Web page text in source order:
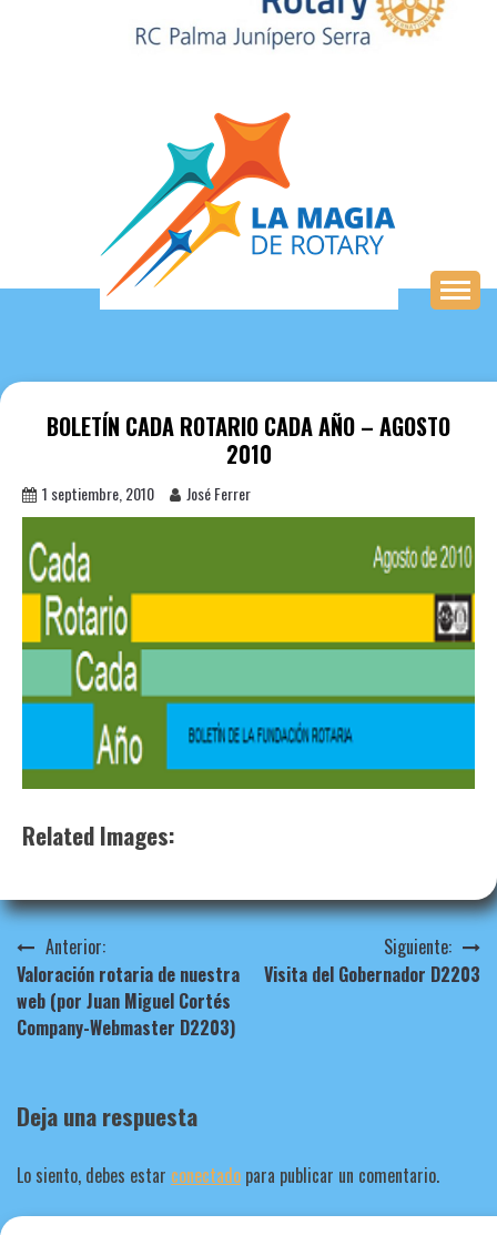
BOLETÍN CADA ROTARIO CADA AÑO – AGOSTO
2010
1 septiembre, 2010 José Ferrer
Related Images:
Navegación
de
entradas
Anterior:
Valoración rotaria de nuestra
web (por Juan Miguel Cortés
Company-Webmaster D2203)
Siguiente:
Visita del Gobernador D2203
Deja una respuesta
Lo siento, debes estar conectado para publicar un comentario.